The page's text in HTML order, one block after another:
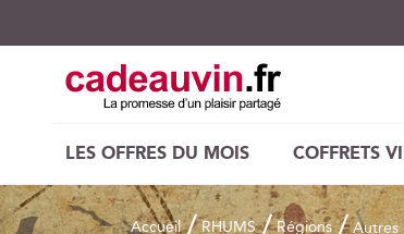
LES OFFRES DU MOIS COFFRETS
Accueil RHUMS Régions Autres